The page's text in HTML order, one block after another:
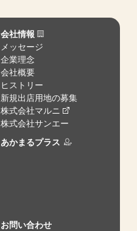
会社情報
メッセージ
企業理念
会社概要
ヒストリー
新規出店用地の募集
株式会社マルニ
株式会社サンエー
あかまるプラス
お問い合わせ